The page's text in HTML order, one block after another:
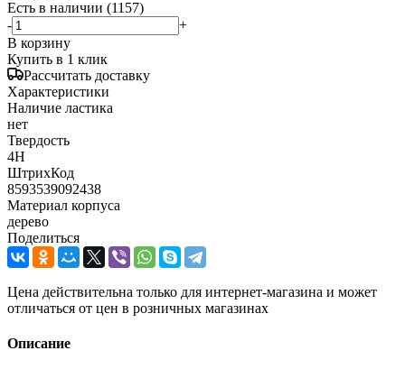
Есть в наличии (1157)
-
+
В корзину
Купить в 1 клик
Рассчитать доставку
Характеристики
Наличие ластика
нет
Твердость
4H
ШтрихКод
8593539092438
Материал корпуса
дерево
Поделиться
Цена действительна только для интернет-магазина и может
отличаться от цен в розничных магазинах
Описание